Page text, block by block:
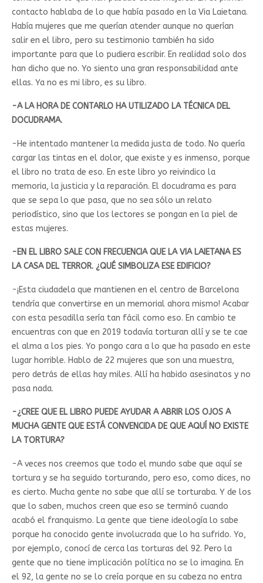
contacto hablaba de lo que había pasado en la Via Laietana.
Había mujeres que me querían atender aunque no querían
salir en el libro, pero su testimonio también ha sido
importante para que lo pudiera escribir. En realidad solo dos
han dicho que no. Yo siento una gran responsabilidad ante
ellas. Ya no es mi libro, es su libro.
-A LA HORA DE CONTARLO HA UTILIZADO LA TÉCNICA DEL
DOCUDRAMA.
-He intentado mantener la medida justa de todo. No quería
cargar las tintas en el dolor, que existe y es inmenso, porque
el libro no trata de eso. En este libro yo reivindico la
memoria, la justicia y la reparación. El docudrama es para
que se sepa lo que pasa, que no sea sólo un relato
periodístico, sino que los lectores se pongan en la piel de
estas mujeres.
-EN EL LIBRO SALE CON FRECUENCIA QUE LA VIA LAIETANA ES
LA CASA DEL TERROR. ¿QUÉ SIMBOLIZA ESE EDIFICIO?
-¡Esta ciudadela que mantienen en el centro de Barcelona
tendría que convertirse en un memorial ahora mismo! Acabar
con esta pesadilla sería tan fácil como eso. En cambio te
encuentras con que en 2019 todavía torturan allí y se te cae
el alma a los pies. Yo pongo cara a lo que ha pasado en este
lugar horrible. Hablo de 22 mujeres que son una muestra,
pero detrás de ellas hay miles. Allí ha habido asesinatos y no
pasa nada.
-¿CREE QUE EL LIBRO PUEDE AYUDAR A ABRIR LOS OJOS A
MUCHA GENTE QUE ESTÁ CONVENCIDA DE QUE AQUÍ NO EXISTE
LA TORTURA?
-A veces nos creemos que todo el mundo sabe que aquí se
tortura y se ha seguido torturando, pero eso, como dices, no
es cierto. Mucha gente no sabe que allí se torturaba. Y de los
que lo saben, muchos creen que eso se terminó cuando
acabó el franquismo. La gente que tiene ideología lo sabe
porque ha conocido gente involucrada que lo ha sufrido. Yo,
por ejemplo, conocí de cerca las torturas del 92. Pero la
gente que no tiene implicación política no se lo imagina. En
el 92, la gente no se lo creía porque en su cabeza no entra